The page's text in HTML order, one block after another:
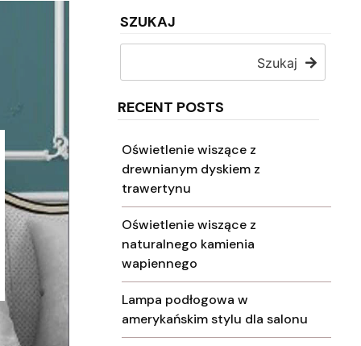
SZUKAJ
Szukaj
RECENT POSTS
Oświetlenie wiszące z
drewnianym dyskiem z
trawertynu
Oświetlenie wiszące z
naturalnego kamienia
wapiennego
Lampa podłogowa w
amerykańskim stylu dla salonu